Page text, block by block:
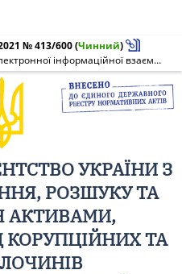
№ 413/600(Чинний)
Про затвердження Порядку електронної інформаційної взаємодії АРМА та Міністерства соціальної політики України